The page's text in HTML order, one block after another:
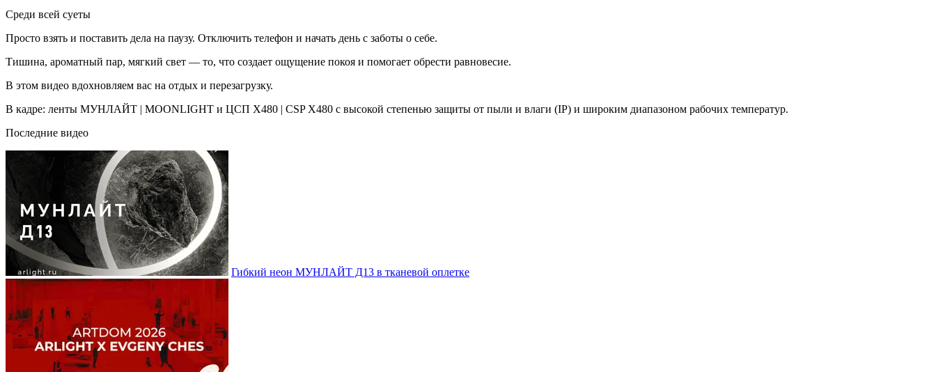
Среди всей суеты
Просто взять и поставить дела на паузу. Отключить телефон и начать день с заботы о себе.
Тишина, ароматный пар, мягкий свет — то, что создает ощущение покоя и помогает обрести равновесие.
В этом видео вдохновляем вас на отдых и перезагрузку.
В кадре: ленты МУНЛАЙТ | MOONLIGHT и ЦСП Х480 | CSP X480 с высокой степенью защиты от пыли и влаги (IP) и широким диапазоном рабочих температур.
Последние видео
Гибкий неон МУНЛАЙТ Д13 в тканевой оплетке